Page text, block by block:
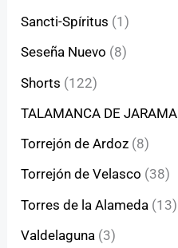
Sancti-Spíritus (1)
Seseña Nuevo (8)
Shorts (122)
TALAMANCA DE JARAMA
Torrejón de Ardoz (8)
Torrejón de Velasco (38)
Torres de la Alameda (13)
Valdelaguna (3)